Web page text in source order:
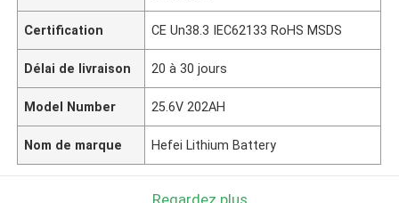
Certification CE Un38.3 IEC62133 RoHS MSDS
Délai de livraison 20 à 30 jours
Model Number 25.6V 202AH
Nom de marque Hefei Lithium Battery
Regardez plus